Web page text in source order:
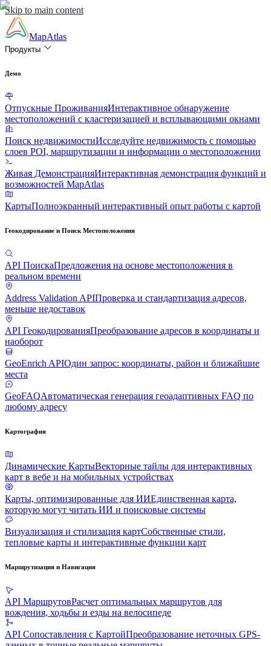
Skip to main content
MapAtlas
Продукты
Демо
Отпускные ПроживанияИнтерактивное обнаружение
местоположений с кластеризацией и всплывающими окнами
Поиск недвижимостиИсследуйте недвижимость с помощью
слоев POI, маршрутизации и информации о местоположении
Живая ДемонстрацияИнтерактивная демонстрация функций и
возможностей MapAtlas
КартыПолноэкранный интерактивный опыт работы с картой
Геокодирование и Поиск Местоположения
API ПоискаПредложения на основе местоположения в
реальном времени
Address Validation APIПроверка и стандартизация адресов,
меньше недоставок
API ГеокодированияПреобразование адресов в координаты и
наоборот
GeoEnrich APIОдин запрос: координаты, район и ближайшие
места
GeoFAQАвтоматическая генерация геоадаптивных FAQ по
любому адресу
Картография
Динамические КартыВекторные тайлы для интерактивных
карт в вебе и на мобильных устройствах
Карты, оптимизированные для ИИЕдинственная карта,
которую могут читать ИИ и поисковые системы
Визуализация и стилизация картСобственные стили,
тепловые карты и интерактивные функции карт
Маршрутизация и Навигация
API МаршрутовРасчет оптимальных маршрутов для
вождения, ходьбы и езды на велосипеде
API Сопоставления с КартойПреобразование неточных GPS-